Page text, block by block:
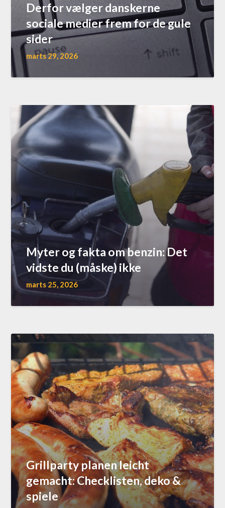
Derfor vælger danskerne
sociale medier frem for de gule
sider
marts 29, 2026
Myter og fakta om benzin: Det
vidste du (måske) ikke
marts 25, 2026
Grillparty planen leicht
gemacht: Checklisten, deko &
spiele